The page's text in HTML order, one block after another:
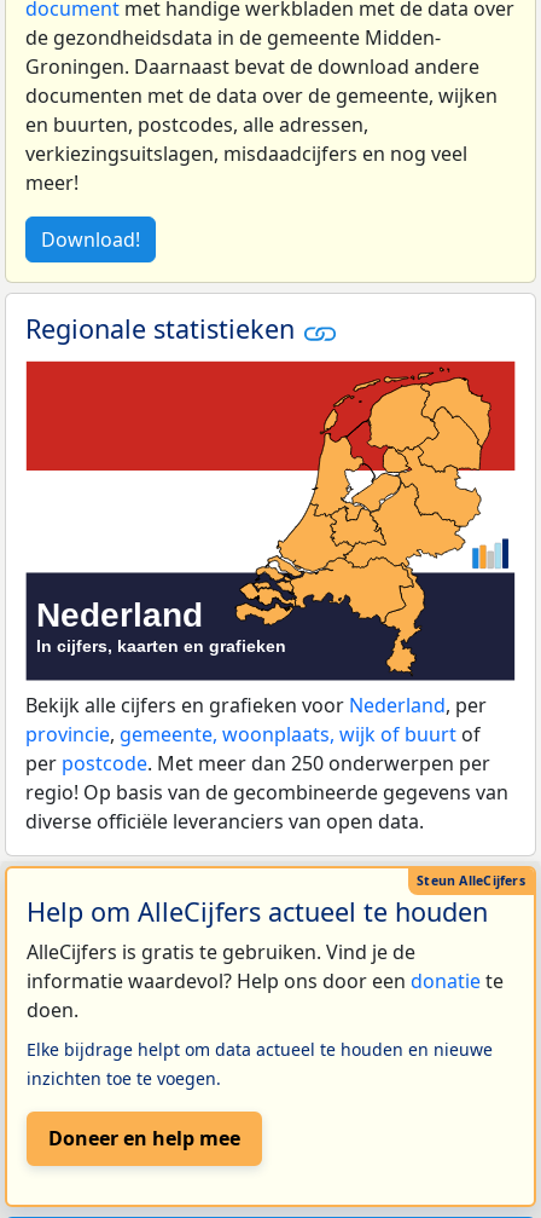
document met handige werkbladen met de data over
de gezondheidsdata in de gemeente Midden-
Groningen. Daarnaast bevat de download andere
documenten met de data over de gemeente, wijken
en buurten, postcodes, alle adressen,
verkiezingsuitslagen, misdaadcijfers en nog veel
meer!
Download!
Regionale statistieken
Bekijk alle cijfers en grafieken voor Nederland, per
provincie, gemeente, woonplaats, wijk of buurt of
per postcode. Met meer dan 250 onderwerpen per
regio! Op basis van de gecombineerde gegevens van
diverse officiële leveranciers van open data.
Help om AlleCijfers actueel te houden
AlleCijfers is gratis te gebruiken. Vind je de
informatie waardevol? Help ons door een donatiete
doen.
Elke bijdrage helpt om data actueel te houden en nieuwe
inzichten toe te voegen.
Doneer en help mee